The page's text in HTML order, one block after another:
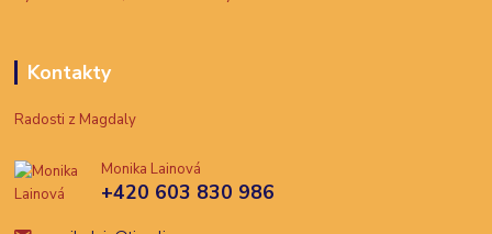
Kontakty
Radosti z Magdaly
Monika Lainová
+420 603 830 986